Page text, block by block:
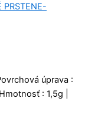
PRSTENE-
úprava :
: 1,5g |